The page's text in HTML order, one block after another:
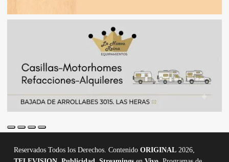
Reservados Todos los Derechos. Contenido ORIGINAL2026,